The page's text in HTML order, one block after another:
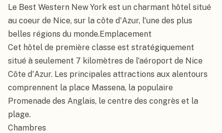
Le Best Western New York est un charmant hôtel situé
au coeur de Nice, sur la côte d'Azur, l'une des plus
belles régions du monde.Emplacement
Cet hôtel de première classe est stratégiquement
situé à seulement 7 kilomètres de l'aéroport de Nice
Côte d'Azur. Les principales attractions aux alentours
comprennent la place Massena, la populaire
Promenade des Anglais, le centre des congrès et la
plage.
Chambres